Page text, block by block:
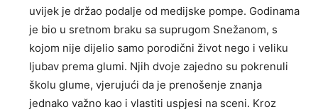
uvijek je držao podalje od medijske pompe. Godinama
je bio u sretnom braku sa suprugom Snežanom, s
kojom nije dijelio samo porodični život nego i veliku
ljubav prema glumi. Njih dvoje zajedno su pokrenuli
školu glume, vjerujući da je prenošenje znanja
jednako važno kao i vlastiti uspjesi na sceni. Kroz